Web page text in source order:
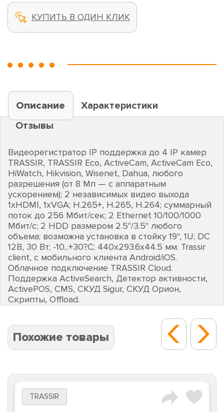
КУПИТЬ В ОДИН КЛИК
Описание
Характеристики
Отзывы
Видеорегистратор IP поддержка до 4 IP камер
TRASSIR, TRASSIR Eco, ActiveCam, ActiveCam Eco,
HiWatch, Hikvision, Wisenet, Dahua, любого
разрешения (от 8 Мп — с аппаратным
ускорением); 2 независимых видео выхода
1хHDMI, 1хVGA; H.265+, H.265, H.264; суммарный
поток до 256 Мбит/сек; 2 Ethernet 10/100/1000
Мбит/с; 2 HDD размером 2.5"/3.5" любого
объема; возможна установка в стойку 19", 1U; DC
12В, 30 Вт; -10...+30?С; 440х293.6х44.5 мм. Trassir
client, с мобильного клиента Android/iOS.
Облачное подключение TRASSIR Cloud.
Поддержка ActiveSearch, Детектор активности,
ActivePOS, CMS, СКУД Sigur, СКУД Орион,
Скрипты, Offload.
Похожие товары
TRASSIR